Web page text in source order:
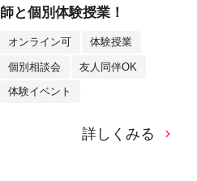
師と個別体験授業！
オンライン可 体験授業
個別相談会 友人同伴OK
体験イベント
詳しくみる